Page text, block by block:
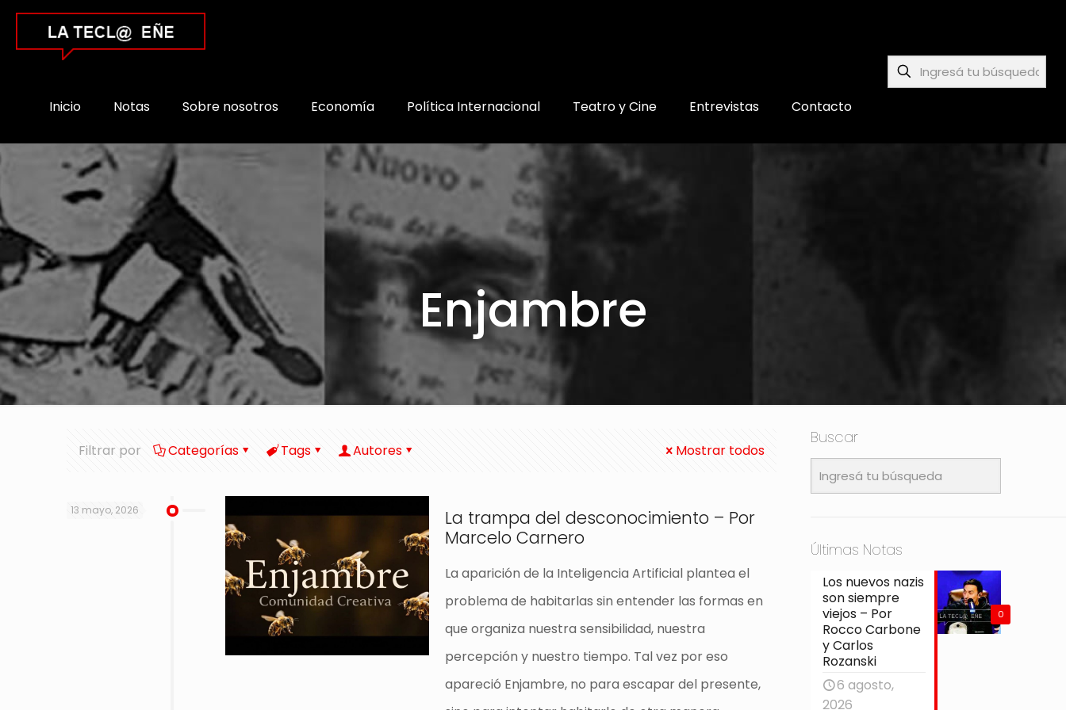
Inicio Notas Sobre nosotros Economía Política Internacional Teatro y Cine Entrevistas Contacto
Enjambre
Filtrar por Categorías Tags Autores Mostrar todos
13 mayo, 2026
La trampa del desconocimiento – Por
Marcelo Carnero
La aparición de la Inteligencia Artificial plantea el
problema de habitarlas sin entender las formas en
que organiza nuestra sensibilidad, nuestra
percepción y nuestro tiempo. Tal vez por eso
apareció Enjambre, no para escapar del presente,
Buscar
Últimas Notas
0
Los nuevos nazis
son siempre
viejos – Por
Rocco Carbone
y Carlos
Rozanski
6 agosto,
2026